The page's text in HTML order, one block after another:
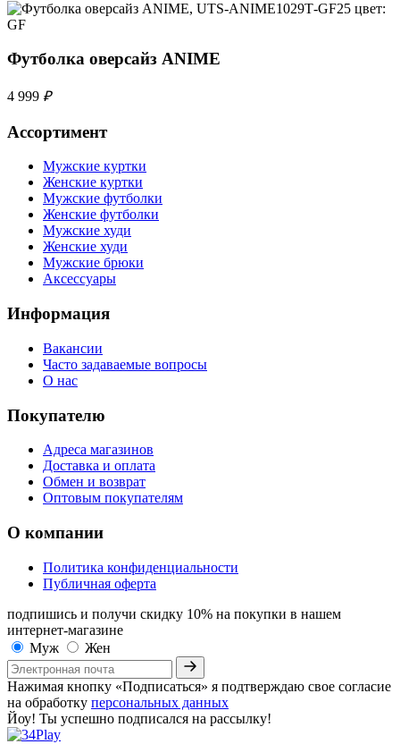
Футболка оверсайз ANIME
4 999 ₽
Ассортимент
Мужские куртки
Женские куртки
Мужские футболки
Женские футболки
Мужские худи
Женские худи
Мужские брюки
Аксессуары
Информация
Вакансии
Часто задаваемые вопросы
О нас
Покупателю
Адреса магазинов
Доставка и оплата
Обмен и возврат
Оптовым покупателям
О компании
Политика конфиденциальности
Публичная оферта
подпишись и получи скидку 10% на покупки в нашем
интернет-магазине
Муж
Жен
Нажимая кнопку «Подписаться» я подтверждаю свое согласие
на обработку персональных данных
Йоу! Ты успешно подписался на рассылку!